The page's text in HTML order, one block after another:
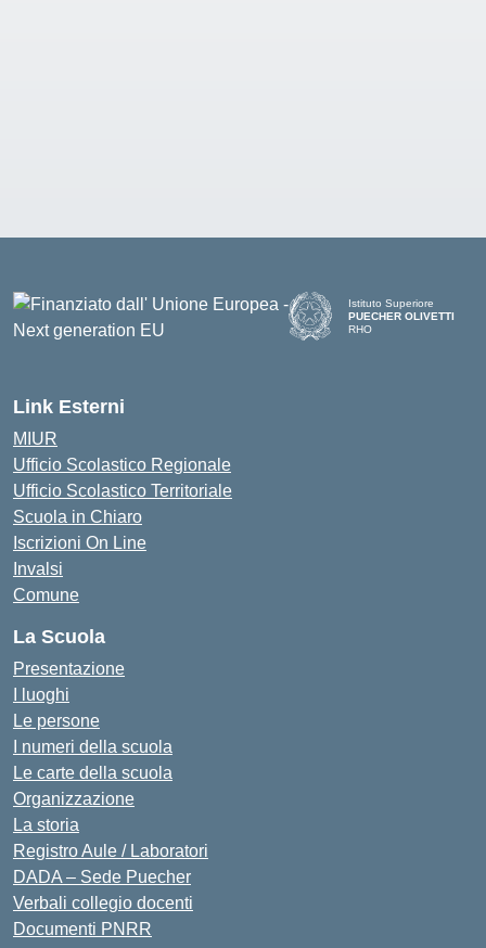
Istituto Superiore
PUECHER OLIVETTI
RHO
Link Esterni
MIUR
Ufficio Scolastico Regionale
Ufficio Scolastico Territoriale
Scuola in Chiaro
Iscrizioni On Line
Invalsi
Comune
La Scuola
Presentazione
I luoghi
Le persone
I numeri della scuola
Le carte della scuola
Organizzazione
La storia
Registro Aule / Laboratori
DADA – Sede Puecher
Verbali collegio docenti
Documenti PNRR